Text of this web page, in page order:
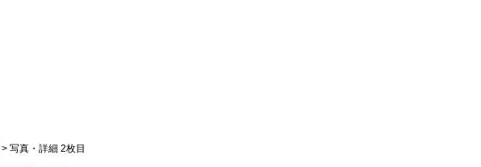
> 写真・詳細 2枚目